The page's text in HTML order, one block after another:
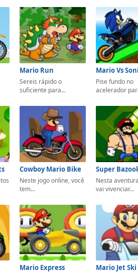
Mario Run
Sereis rápido o
suficiente para...
Pise fundo no
acelerador
Cowboy Mario Bike
Neste jogo online, você
tem...
Nesta
vai vivenciar...
Mario Express Mario Jet Ski